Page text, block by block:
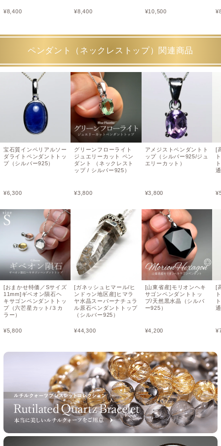
¥8,400 ¥8,400 ¥10,500 ¥
ペンダント（ネックレストップ）関連商品
宝石質インペリアルソー
ダライトペンダントトッ
プ（シルバー925）
¥6,300
[おまかせ特価／Sサイズ
11mm]ギベオン隕石ヘ
キサゴンペンダントトッ
プ（六芒星カット/３カ
ラー）
¥5,800
グリーンフローライト
ジュエリーカット ペン
ダント （ネックレスト
ップ / シルバー925）
¥3,800
[ガネッシュヒマール/ヒ
ンドゥン地区産]ヒマラ
ヤ水晶スーパーナチュラ
ル原石ペンダントトップ
（シルバー925）
¥44,300
アメジストペンダントト
ップ（シルバー925/ジュ
エリーカット）
¥3,800
[山東省産]モリオンヘキ
サゴンペンダントトッ
プ/天然黒水晶（シルバ
ー925）
¥4,200
[
¥
[
¥